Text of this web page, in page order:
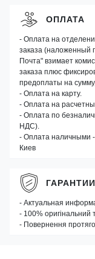
ОПЛАТА
- Оплата на
заказа (наложенный
Почта" взимает
заказа плюс
предоплаты на
- Оплата на карту.
- Оплата на
- Оплата по
НДС).
- Оплата наличными -
Киев
ГАРАНТИИ
- Актуальная
- 100% оригінальний
- Повернення